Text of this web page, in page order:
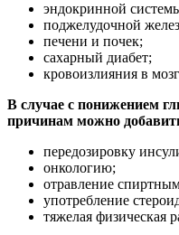
эндокринной
поджелудочной
печени и почек;
сахарный диабет;
кровоизлияния в
В случае с понижением
причинам можно
передозировку
онкологию;
отравление
употребление
тяжелая физическая